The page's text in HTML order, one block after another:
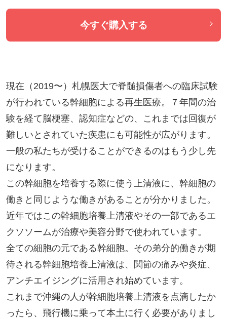
今すぐ購入する
現在（2019〜）札幌医大で脊髄損傷者への臨床試験
が行われている幹細胞による再生医療。７年間の治
験を経て脳梗塞、認知症などの、これまでは回復が
難しいとされていた疾患にも可能性が広がります。
一般の私たちが受けることができるのはもう少し先
になります。
この幹細胞を培養する際に使う上清液に、幹細胞の
働きと同じような働きがあることが分かりました。
近年ではこの幹細胞培養上清液やその一部であるエ
クソソームが治療や美容分野で使われています。
全ての細胞の元である幹細胞。その弟分的働きが期
待される幹細胞培養上清液は、関節の痛みや炎症、
アンチエイジングに活用され始めています。
これまで沖縄の人が幹細胞培養上清液を点滴したか
ったら、飛行機に乗って本土に行く必要がありまし